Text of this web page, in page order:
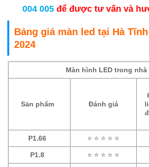
004 005để được tư vấn và
Bảng giá màn led tại Hà
2024
Màn hình LED trong nhà
Sản phẩm Đánh giá
P1.66 ⭐ ⭐ ⭐ ⭐ ⭐
P1.8 ⭐ ⭐ ⭐ ⭐ ⭐